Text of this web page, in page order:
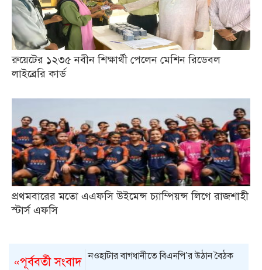
রুয়েটের ১২৩৫ নবীন শিক্ষার্থী পেলেন মেশিন রিডেবল
লাইব্রেরি কার্ড
প্রথমবারের মতো এএফসি উইমেন্স চ্যাম্পিয়ন্স লিগে রাজশাহী
স্টার্স এফসি
«পূর্ববর্তী সংবাদ নওহাটার বাগধানীতে বিএনপি’র উঠান বৈঠক